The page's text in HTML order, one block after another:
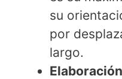
su
por
largo.
Elaboración